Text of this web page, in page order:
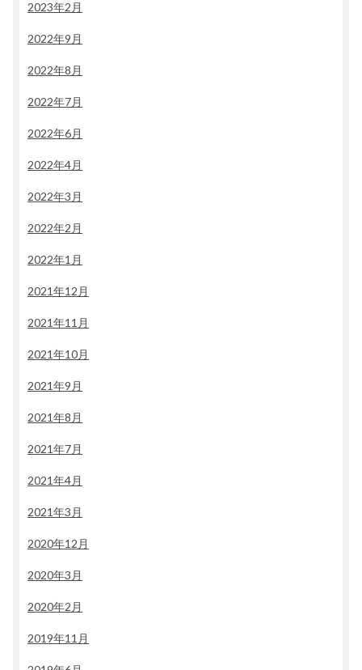
2023年2月
2022年9月
2022年8月
2022年7月
2022年6月
2022年4月
2022年3月
2022年2月
2022年1月
2021年12月
2021年11月
2021年10月
2021年9月
2021年8月
2021年7月
2021年4月
2021年3月
2020年12月
2020年3月
2020年2月
2019年11月